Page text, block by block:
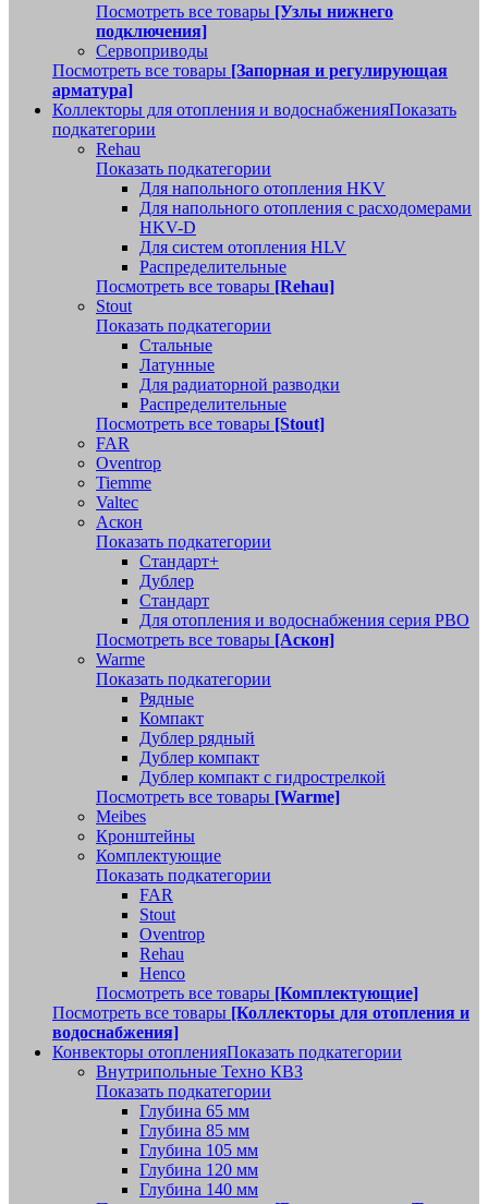
Посмотреть все товары [Узлы нижнего
подключения]
Сервоприводы
Посмотреть все товары [Запорная и регулирующая
арматура]
Коллекторы для отопления и водоснабженияПоказать
подкатегории
Rehau
Показать подкатегории
Для напольного отопления HKV
Для напольного отопления с расходомерами
HKV-D
Для систем отопления HLV
Распределительные
Посмотреть все товары [Rehau]
Stout
Показать подкатегории
Стальные
Латунные
Для радиаторной разводки
Распределительные
Посмотреть все товары [Stout]
FAR
Oventrop
Tiemme
Valtec
Аскон
Показать подкатегории
Стандарт+
Дублер
Стандарт
Для отопления и водоснабжения серия РВО
Посмотреть все товары [Аскон]
Warme
Показать подкатегории
Рядные
Компакт
Дублер рядный
Дублер компакт
Дублер компакт с гидрострелкой
Посмотреть все товары [Warme]
Meibes
Кронштейны
Комплектующие
Показать подкатегории
FAR
Stout
Oventrop
Rehau
Henco
Посмотреть все товары [Комплектующие]
Посмотреть все товары [Коллекторы для отопления и
водоснабжения]
Конвекторы отопленияПоказать подкатегории
Внутрипольные Техно КВЗ
Показать подкатегории
Глубина 65 мм
Глубина 85 мм
Глубина 105 мм
Глубина 120 мм
Глубина 140 мм